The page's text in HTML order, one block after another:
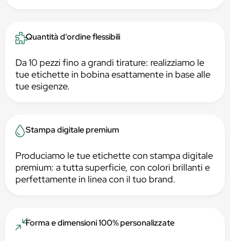
Quantità d'ordine flessibili
Da 10 pezzi fino a grandi tirature: realizziamo le
tue etichette in bobina esattamente in base alle
tue esigenze.
Stampa digitale premium
Produciamo le tue etichette con stampa digitale
premium: a tutta superficie, con colori brillanti e
perfettamente in linea con il tuo brand.
Forma e dimensioni 100% personalizzate